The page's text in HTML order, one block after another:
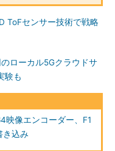
ToFセンサー技術で戦略
ローカル5Gクラウドサ
験も
映像エンコーダー、F1
き込み